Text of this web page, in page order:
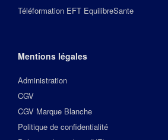
Téléformation EFT EquilibreSante
Mentions légales
Administration
CGV
CGV Marque Blanche
Politique de confidentialité